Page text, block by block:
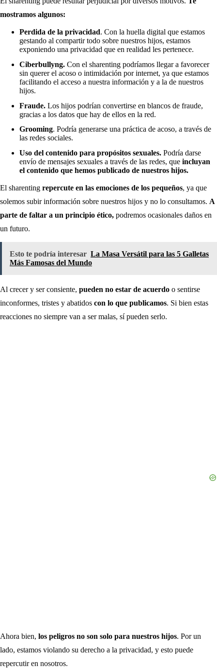
mostramos algunos:
Perdida de la privacidad. Con la huella digital que estamos
gestando al compartir todo sobre nuestros hijos, estamos
exponiendo una privacidad que en realidad les pertenece.
Ciberbullyng. Con el sharenting podríamos llegar a favorecer
sin querer el acoso o intimidación por internet, ya que estamos
facilitando el acceso a nuestra información y a la de nuestros
hijos.
Fraude. Los hijos podrían convertirse en blancos de fraude,
gracias a los datos que hay de ellos en la red.
Grooming. Podría generarse una práctica de acoso, a través de
las redes sociales.
Uso del contenido para propósitos sexuales. Podría darse
envío de mensajes sexuales a través de las redes, que incluyan
el contenido que hemos publicado de nuestros hijos.
El sharenting repercute en las emociones de los pequeños, ya que
solemos subir información sobre nuestros hijos y no lo consultamos. A
parte de faltar a un principio ético, podremos ocasionales daños en
un futuro.
Esto te podría interesar La Masa Versátil para las 5 Galletas
Más Famosas del Mundo
Al crecer y ser consiente, pueden no estar de acuerdo o sentirse
inconformes, tristes y abatidos con lo que publicamos. Si bien estas
reacciones no siempre van a ser malas, sí pueden serlo.
Ahora bien, los peligros no son solo para nuestros hijos. Por un
lado, estamos violando su derecho a la privacidad, y esto puede
repercutir en nosotros.